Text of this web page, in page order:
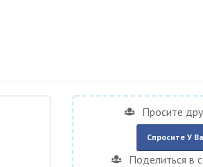
Просите
Спросите У
Поделиться в